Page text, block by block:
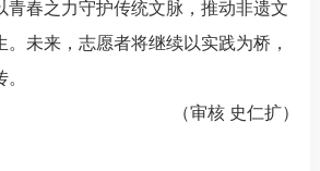
青春之力守护传统文脉，推动非遗文
未来，志愿者将继续以实践为桥，
（审核 史仁扩）